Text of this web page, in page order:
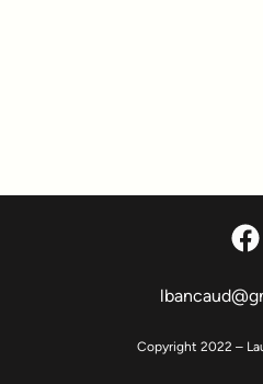
Copyright 2022 –